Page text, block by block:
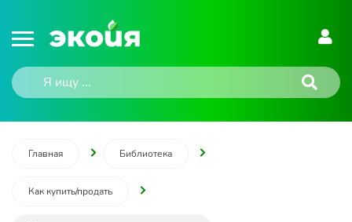
Главная Библиотека
Как купить/продать